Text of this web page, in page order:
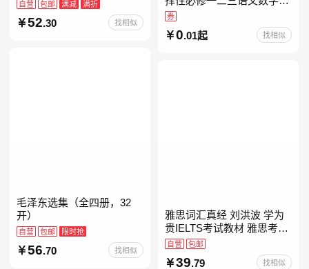
自营 包邮 满减 满折
52.30 找相似
语物理化学生物政治历史地
理人教版同步练习册狂k重
点教辅资料
券
0.01起 找相似
毛泽东选集（全四册，32
开）
自营 包邮 限时抢
56.70 找相似
雅思词汇真经 刘洪波 学为
贵IELTS考试教材 雅思考试
资料单词书核心词汇书
自营 包邮
39.79 找相似